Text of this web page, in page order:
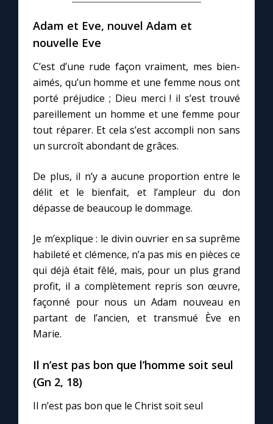
Les premiers samedis du mois
Marie qui défait les nœuds
Me consacrer à Jésus par Marie
Mes intentions de prière
Une Minute avec Marie
À la une
1000 Raisons de Croire
Chapelet pour le monde
Contact
Adam et Eve, nouvel Adam et
nouvelle Eve
C’est d’une rude façon vraiment, mes bien-
aimés, qu’un homme et une femme nous ont
porté préjudice ; Dieu merci ! il s’est trouvé
pareillement un homme et une femme pour
tout réparer. Et cela s’est accompli non sans
un surcroît abondant de grâces.
De plus, il n’y a aucune proportion entre le
délit et le bienfait, et l’ampleur du don
dépasse de beaucoup le dommage.
Je m’explique : le divin ouvrier en sa suprême
habileté et clémence, n’a pas mis en pièces ce
qui déjà était fêlé, mais, pour un plus grand
profit, il a complètement repris son œuvre,
façonné pour nous un Adam nouveau en
partant de l’ancien, et transmué Ève en
Marie.
Il n’est pas bon que l’homme soit seul
(Gn 2, 18)
Il n’est pas bon que le Christ soit seul